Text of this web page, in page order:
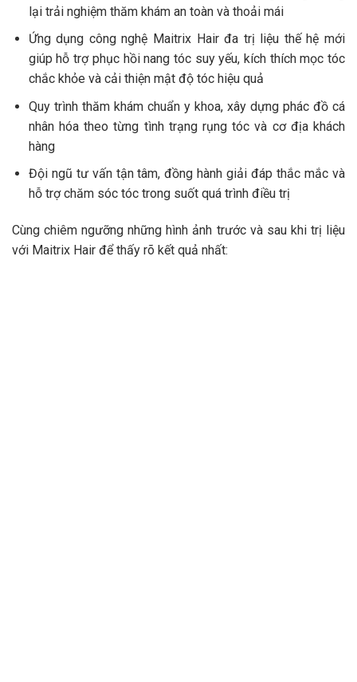
lại trải nghiệm thăm khám an toàn và thoải mái
Ứng dụng công nghệ Maitrix Hair đa trị liệu thế hệ mới
giúp hỗ trợ phục hồi nang tóc suy yếu, kích thích mọc tóc
chắc khỏe và cải thiện mật độ tóc hiệu quả
Quy trình thăm khám chuẩn y khoa, xây dựng phác đồ cá
nhân hóa theo từng tình trạng rụng tóc và cơ địa khách
hàng
Đội ngũ tư vấn tận tâm, đồng hành giải đáp thắc mắc và
hỗ trợ chăm sóc tóc trong suốt quá trình điều trị
Cùng chiêm ngưỡng những hình ảnh trước và sau khi trị liệu
với Maitrix Hair để thấy rõ kết quả nhất: